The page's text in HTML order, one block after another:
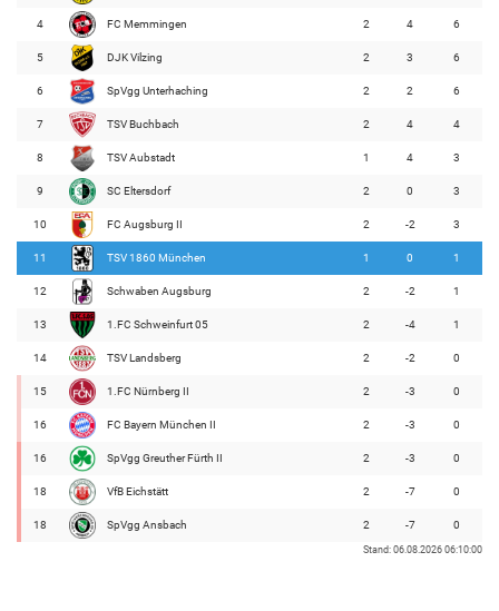
4 FC Memmingen 2 4 6
5 DJK Vilzing 2 3 6
6 SpVgg Unterhaching 2 2 6
7 TSV Buchbach 2 4 4
8 TSV Aubstadt 1 4 3
9 SC Eltersdorf 2 0 3
10 FC Augsburg II 2 -2 3
11 TSV 1860 München 1 0 1
12 Schwaben Augsburg 2 -2 1
13 1.FC Schweinfurt 05 2 -4 1
14 TSV Landsberg 2 -2 0
15 1.FC Nürnberg II 2 -3 0
16 FC Bayern München II 2 -3 0
16 SpVgg Greuther Fürth II 2 -3 0
18 VfB Eichstätt 2 -7 0
18 SpVgg Ansbach 2 -7 0
Stand: 06.08.2026 06:10:00